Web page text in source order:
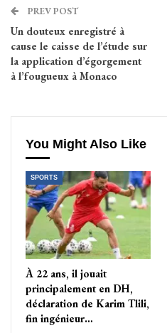
PREV POST
Un douteux enregistré à
cause le caisse de l’étude sur
la application d’égorgement
à l’fougueux à Monaco
You Might Also Like
SPORTS
À 22 ans, il jouait
principalement en DH,
déclaration de Karim Tlili,
fin ingénieur…